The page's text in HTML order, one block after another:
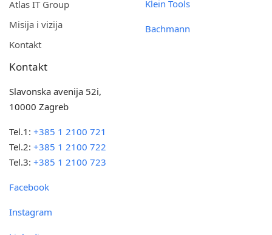
Atlas IT Group
Misija i vizija
Kontakt
Klein Tools
Bachmann
Kontakt
Slavonska avenija 52i,
10000 Zagreb
Tel.1:+385 1 2100 721
Tel.2:+385 1 2100 722
Tel.3:+385 1 2100 723
Facebook
Instagram